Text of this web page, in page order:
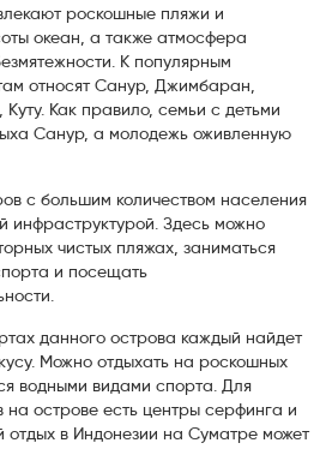
роскошные пляжи и
океан, а также атмосфера
К популярным
относят Санур, Джимбаран,
Как правило, семьи с детьми
Санур, а молодежь оживленную
с большим количеством населения
инфраструктурой. Здесь можно
чистых пляжах, заниматься
и посещать
данного острова каждый найдет
Можно отдыхать на роскошных
водными видами спорта. Для
на острове есть центры серфинга и
отдых в Индонезии на Суматре может